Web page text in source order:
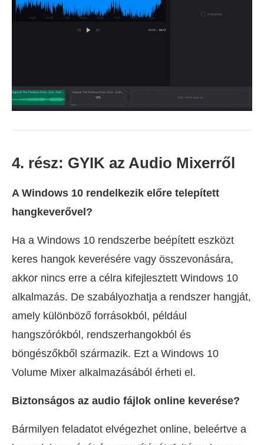
4. rész: GYIK az Audio Mixerről
A Windows 10 rendelkezik előre telepített
hangkeverővel?
Ha a Windows 10 rendszerbe beépített eszközt
keres hangok keverésére vagy összevonására,
akkor nincs erre a célra kifejlesztett Windows 10
alkalmazás. De szabályozhatja a rendszer hangját,
amely különböző forrásokból, például
hangszórókból, rendszerhangokból és
böngészőkből származik. Ezt a Windows 10
Volume Mixer alkalmazásából érheti el.
Biztonságos az audio fájlok online keverése?
Bármilyen feladatot elvégezhet online, beleértve a